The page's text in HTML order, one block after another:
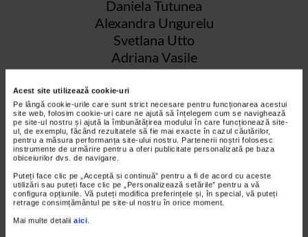
Acest site utilizează cookie-uri
Pe lângă cookie-urile care sunt strict necesare pentru funcționarea acestui
site web, folosim cookie-uri care ne ajută să înțelegem cum se navighează
pe site-ul nostru și ajută la îmbunătățirea modului în care funcționează site-
ul, de exemplu, făcând rezultatele să fie mai exacte în cazul căutărilor,
pentru a măsura performanța site-ului nostru. Partenerii noștri folosesc
instrumente de urmărire pentru a oferi publicitate personalizată pe baza
obiceiurilor dvs. de navigare.
Puteți face clic pe „Acceptă si continuă” pentru a fi de acord cu aceste
utilizări sau puteți face clic pe „Personalizează setările” pentru a vă
configura opțiunile. Vă puteți modifica preferințele și, în special, vă puteți
retrage consimțământul pe site-ul nostru în orice moment.
Mai multe detalii aici.
Daniela Tutunea
Alexandra Ungurelu
Svetlana Utto
Adriana Vasile
Corneliu Vasilescu
Simona Vilau
Aurel Vlad
Paula Vladescu
Bogdan Vladuta
Florentina Voichi
Leon Vreme